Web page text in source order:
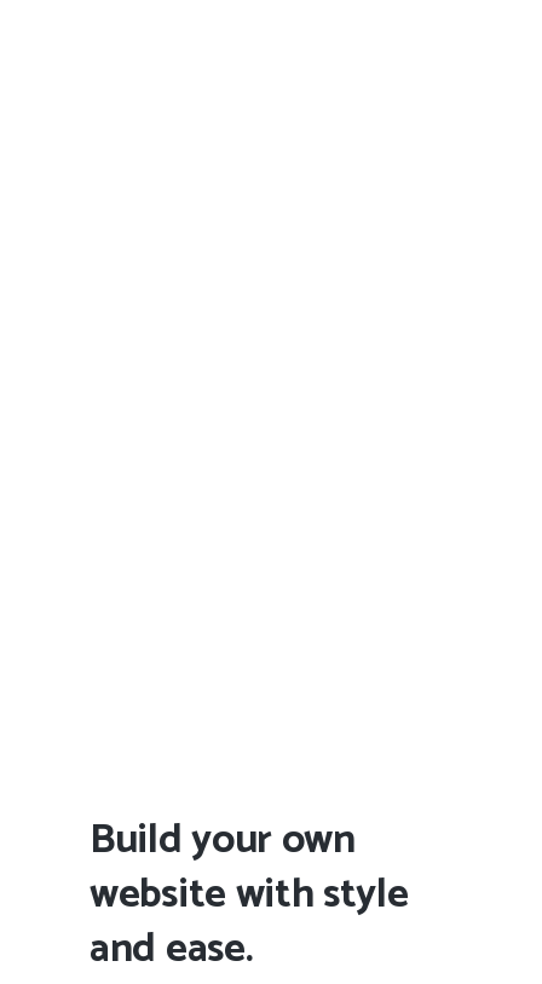
Build your own
website with style
and ease.